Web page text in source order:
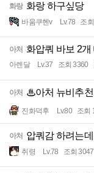
화랑 화랑 하구싶당
바움쿠헨v Lv.78 조
아처 화압쿼 바보 2개
아렌달 Lv.37 조회 3360
아처 ♨아처 뉴비추
진화덕후 Lv.80 조회
아처 압쿼감 하려는
취령 Lv.78 조회 3047